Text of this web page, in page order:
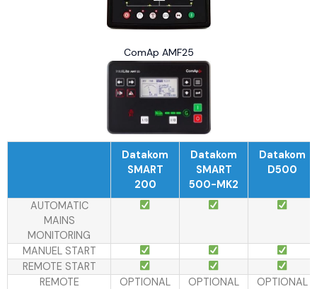
ComAp AMF25
Datakom
SMART
200
Datakom
SMART
500-MK2
Datakom
D500
AUTOMATIC
MAINS
MONITORING
MANUEL START
REMOTE START
REMOTE
OPTIONAL OPTIONAL OPTIONAL